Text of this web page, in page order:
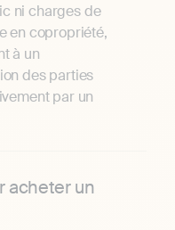
ni charges de
en copropriété,
à un
des parties
par un
acheter un